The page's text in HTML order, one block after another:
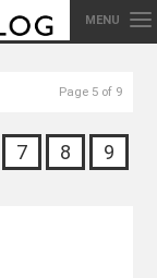
MENU
Page 5 of 9
7 8 9